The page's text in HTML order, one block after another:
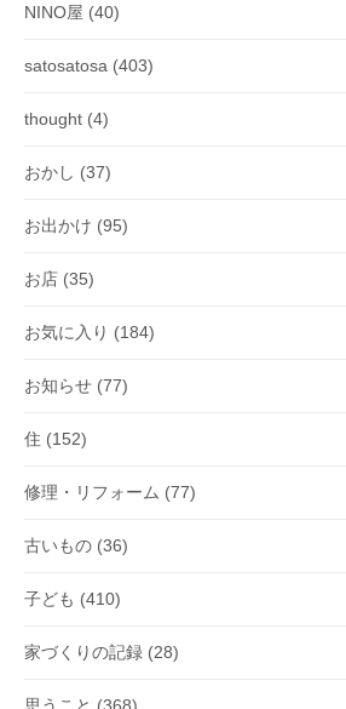
NINO屋 (40)
satosatosa (403)
thought (4)
おかし (37)
お出かけ (95)
お店 (35)
お気に入り (184)
お知らせ (77)
住 (152)
修理・リフォーム (77)
古いもの (36)
子ども (410)
家づくりの記録 (28)